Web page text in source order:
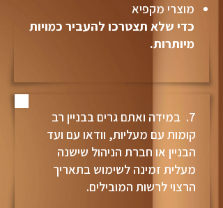
מוצרי מקפיא
כדי שלא תצטרכו להעביר כמויות
מיותרות.
7. במידה ואתם גרים בבניין רב
קומות עם מעליות, וודאו עם ועד
הבניין או חברת הניהול שישנה
מעלית זמינה לשימוש בתאריך
הרצוי לרשות המובילים.